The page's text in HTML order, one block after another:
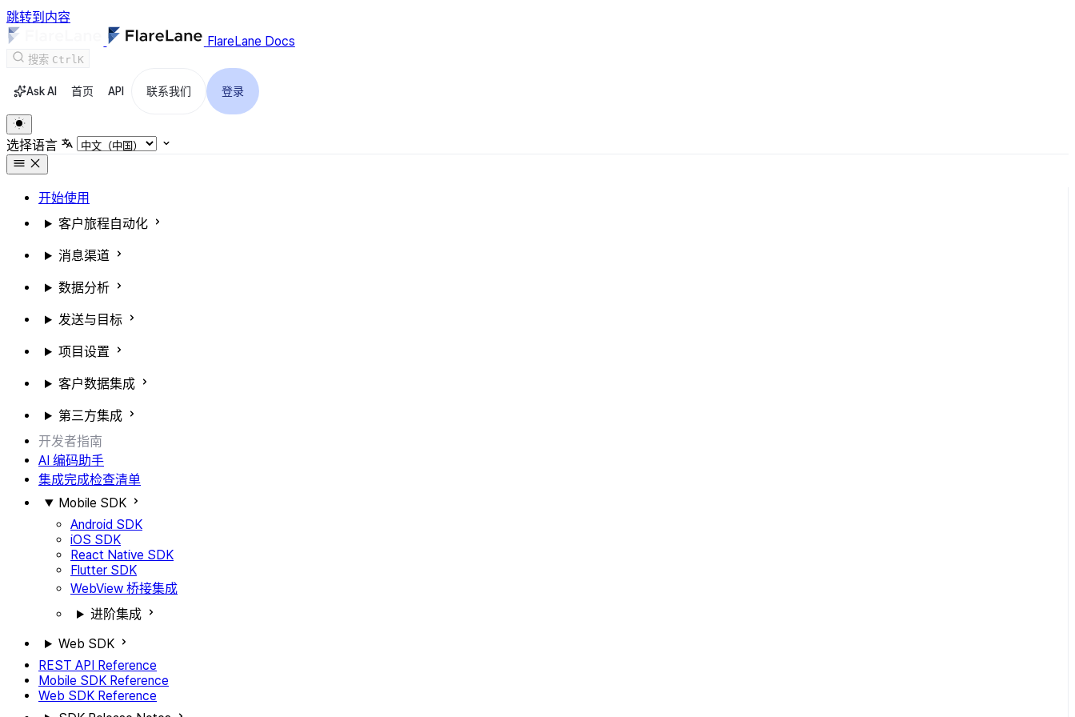
跳转到内容
FlareLane Docs
搜索 CtrlK
Ask AI 首页 API 联系我们 登录
选择语言
开始使用
客户旅程自动化
消息渠道
数据分析
发送与目标
项目设置
客户数据集成
第三方集成
开发者指南
AI 编码助手
集成完成检查清单
Mobile SDK
Android SDK
iOS SDK
React Native SDK
Flutter SDK
WebView 桥接集成
进阶集成
Web SDK
REST API Reference
Mobile SDK Reference
Web SDK Reference